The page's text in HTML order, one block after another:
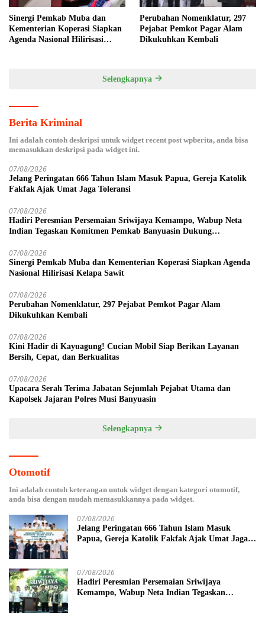
Sinergi Pemkab Muba dan
Kementerian Koperasi Siapkan
Agenda Nasional Hilirisasi
Perubahan Nomenklatur, 297
Pejabat Pemkot Pagar Alam
Dikukuhkan Kembali
Selengkapnya
Berita Kriminal
Ini adalah contoh deskripsi untuk widget recent post wpberita, anda bisa
memasukkan deskripsi pada widget ini.
07/08/2026
Jelang Peringatan 666 Tahun Islam Masuk Papua, Gereja Katolik
Fakfak Ajak Umat Jaga Toleransi
07/08/2026
Hadiri Peresmian Persemaian Sriwijaya Kemampo, Wabup Neta
Indian Tegaskan Komitmen Pemkab Banyuasin Dukung
07/08/2026
Sinergi Pemkab Muba dan Kementerian Koperasi Siapkan Agenda
Nasional Hilirisasi Kelapa Sawit
07/08/2026
Perubahan Nomenklatur, 297 Pejabat Pemkot Pagar Alam
Dikukuhkan Kembali
07/08/2026
Kini Hadir di Kayuagung! Cucian Mobil Siap Berikan Layanan
Bersih, Cepat, dan Berkualitas
07/08/2026
Upacara Serah Terima Jabatan Sejumlah Pejabat Utama dan
Kapolsek Jajaran Polres Musi Banyuasin
Selengkapnya
Otomotif
Ini adalah contoh keterangan untuk widget dengan kategori otomotif,
anda bisa dengan mudah memasukkannya pada widget.
07/08/2026
Jelang Peringatan 666 Tahun Islam Masuk
Papua, Gereja Katolik Fakfak Ajak Umat Jaga
07/08/2026
Hadiri Peresmian Persemaian Sriwijaya
Kemampo, Wabup Neta Indian Tegaskan